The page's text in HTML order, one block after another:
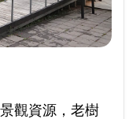
觀資源，老樹